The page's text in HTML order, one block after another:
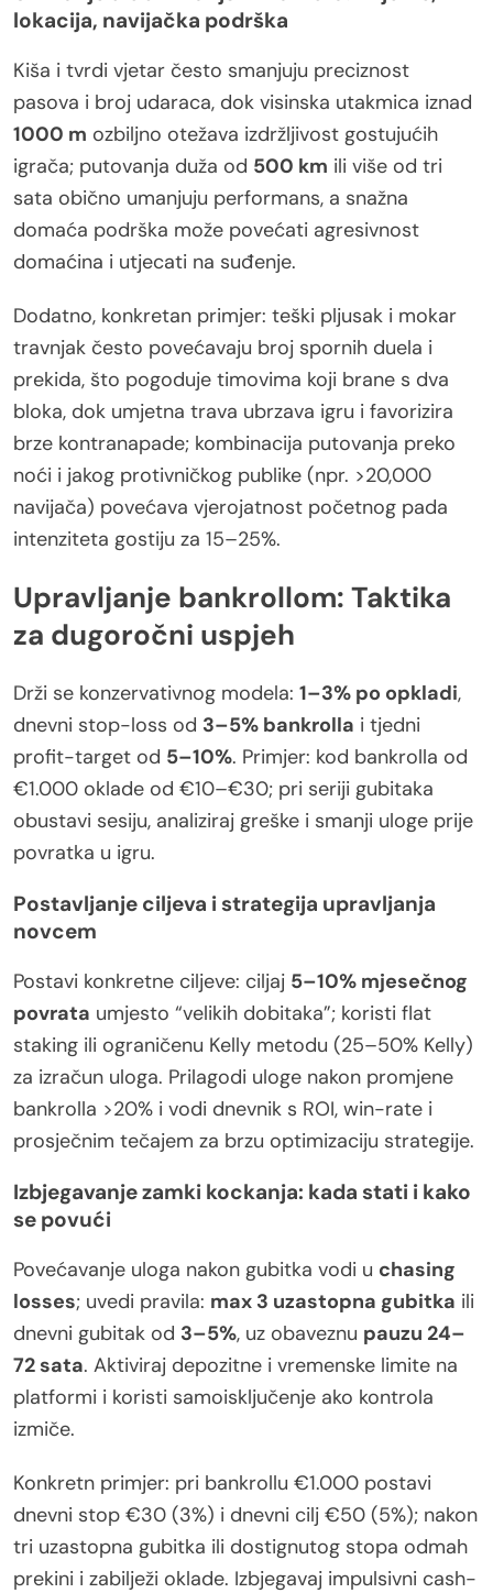
lokacija, navijačka podrška
Kiša i tvrdi vjetar često smanjuju preciznost
pasova i broj udaraca, dok visinska utakmica iznad
1000 m ozbiljno otežava izdržljivost gostujućih
igrača; putovanja duža od 500 km ili više od tri
sata obično umanjuju performans, a snažna
domaća podrška može povećati agresivnost
domaćina i utjecati na suđenje.
Dodatno, konkretan primjer: teški pljusak i mokar
travnjak često povećavaju broj spornih duela i
prekida, što pogoduje timovima koji brane s dva
bloka, dok umjetna trava ubrzava igru i favorizira
brze kontranapade; kombinacija putovanja preko
noći i jakog protivničkog publike (npr. >20,000
navijača) povećava vjerojatnost početnog pada
intenziteta gostiju za 15–25%.
Upravljanje bankrollom: Taktika
za dugoročni uspjeh
Drži se konzervativnog modela: 1–3% po opkladi,
dnevni stop-loss od 3–5% bankrolla i tjedni
profit-target od 5–10%. Primjer: kod bankrolla od
€1.000 oklade od €10–€30; pri seriji gubitaka
obustavi sesiju, analiziraj greške i smanji uloge prije
povratka u igru.
Postavljanje ciljeva i strategija upravljanja
novcem
Postavi konkretne ciljeve: ciljaj 5–10% mjesečnog
povrata umjesto “velikih dobitaka”; koristi flat
staking ili ograničenu Kelly metodu (25–50% Kelly)
za izračun uloga. Prilagodi uloge nakon promjene
bankrolla >20% i vodi dnevnik s ROI, win-rate i
prosječnim tečajem za brzu optimizaciju strategije.
Izbjegavanje zamki kockanja: kada stati i kako
se povući
Povećavanje uloga nakon gubitka vodi u chasing
losses; uvedi pravila: max 3 uzastopna gubitka ili
dnevni gubitak od 3–5%, uz obaveznu pauzu 24–
72 sata. Aktiviraj depozitne i vremenske limite na
platformi i koristi samoisključenje ako kontrola
izmiče.
Konkretn primjer: pri bankrollu €1.000 postavi
dnevni stop €30 (3%) i dnevni cilj €50 (5%); nakon
tri uzastopna gubitka ili dostignutog stopa odmah
prekini i zabilježi oklade. Izbjegavaj impulsivni cash-